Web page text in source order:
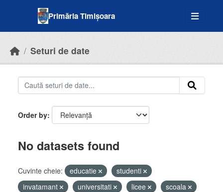
Primăria Timișoara
Seturi de date
Order by
No datasets found
Cuvinte cheie: educatie
studenti
invatamant
universitati licee
scoala